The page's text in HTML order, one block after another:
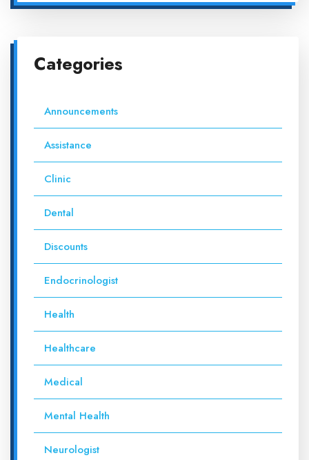
Categories
Announcements
Assistance
Clinic
Dental
Discounts
Endocrinologist
Health
Healthcare
Medical
Mental Health
Neurologist